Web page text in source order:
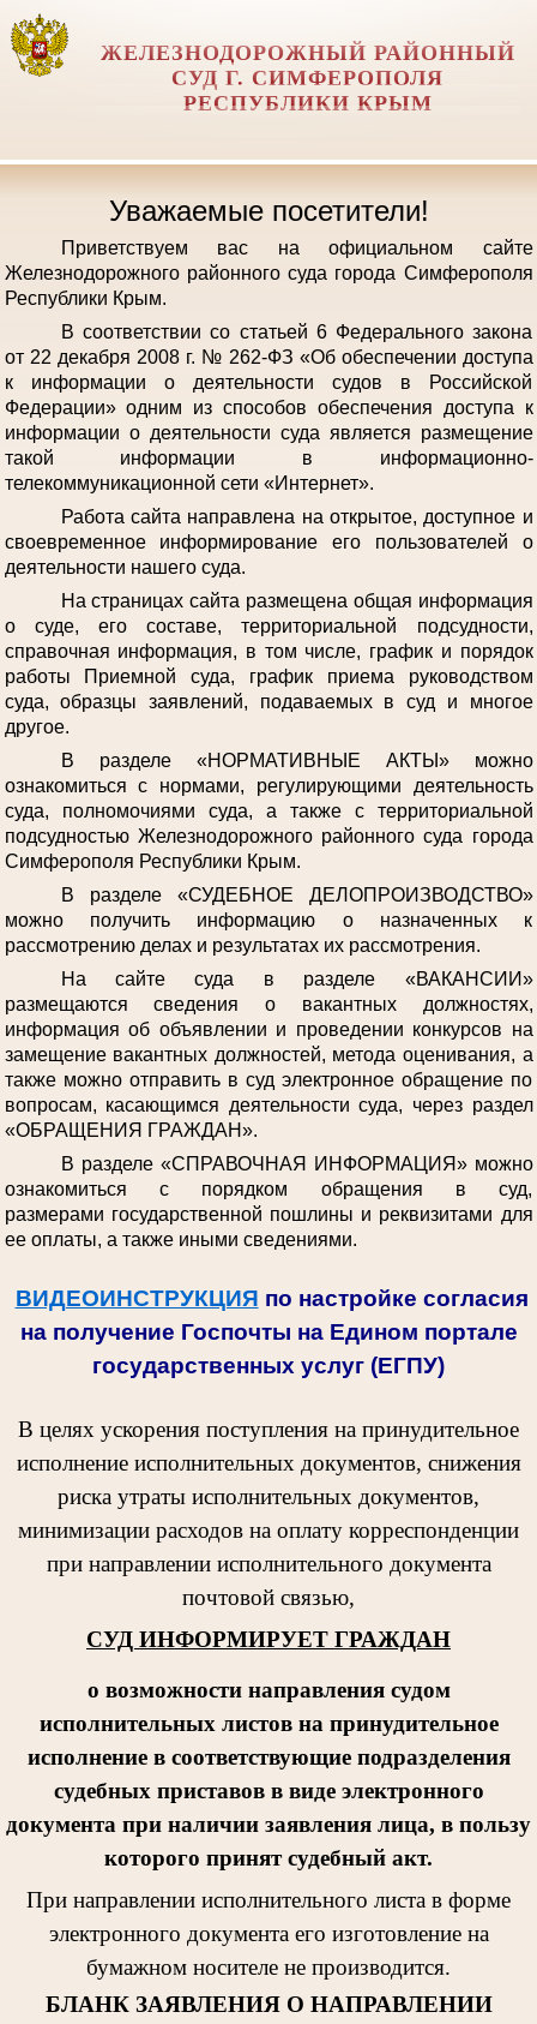
ЖЕЛЕЗНОДОРОЖНЫЙ РАЙОННЫЙ
СУД Г. СИМФЕРОПОЛЯ
РЕСПУБЛИКИ КРЫМ
Уважаемые посетители!
Приветствуем вас на официальном сайте
Железнодорожного районного суда города Симферополя
Республики Крым.
В соответствии со статьей 6 Федерального закона
от 22 декабря 2008 г. № 262-ФЗ «Об обеспечении доступа
к информации о деятельности судов в Российской
Федерации» одним из способов обеспечения доступа к
информации о деятельности суда является размещение
такой информации в информационно-
телекоммуникационной сети «Интернет».
Работа сайта направлена на открытое, доступное и
своевременное информирование его пользователей о
деятельности нашего суда.
На страницах сайта размещена общая информация
о суде, его составе, территориальной подсудности,
справочная информация, в том числе, график и порядок
работы Приемной суда, график приема руководством
суда, образцы заявлений, подаваемых в суд и многое
другое.
В разделе «НОРМАТИВНЫЕ АКТЫ» можно
ознакомиться с нормами, регулирующими деятельность
суда, полномочиями суда, а также с территориальной
подсудностью Железнодорожного районного суда города
Симферополя Республики Крым.
В разделе «СУДЕБНОЕ ДЕЛОПРОИЗВОДСТВО»
можно получить информацию о назначенных к
рассмотрению делах и результатах их рассмотрения.
На сайте суда в разделе «ВАКАНСИИ»
размещаются сведения о вакантных должностях,
информация об объявлении и проведении конкурсов на
замещение вакантных должностей, метода оценивания, а
также можно отправить в суд электронное обращение по
вопросам, касающимся деятельности суда, через раздел
«ОБРАЩЕНИЯ ГРАЖДАН».
В разделе «СПРАВОЧНАЯ ИНФОРМАЦИЯ» можно
ознакомиться с порядком обращения в суд,
размерами государственной пошлины и реквизитами для
ее оплаты, а также иными сведениями.
ВИДЕОИНСТРУКЦИЯ по настройке согласия
на получение Госпочты на Едином портале
государственных услуг (ЕГПУ)
В целях ускорения поступления на принудительное
исполнение исполнительных документов, снижения
риска утраты исполнительных документов,
минимизации расходов на оплату корреспонденции
при направлении исполнительного документа
почтовой связью,
СУД ИНФОРМИРУЕТ ГРАЖДАН
о возможности направления судом
исполнительных листов на принудительное
исполнение в соответствующие подразделения
судебных приставов в виде электронного
документа при наличии заявления лица, в пользу
которого принят судебный акт.
При направлении исполнительного листа в форме
электронного документа его изготовление на
бумажном носителе не производится.
БЛАНК ЗАЯВЛЕНИЯ О НАПРАВЛЕНИИ